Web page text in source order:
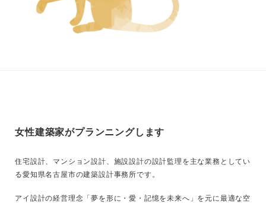
女性建築家がプランニングします
住宅設計、マンション設計、施設設計の設計監理を主な業務としてい
る愛知県名古屋市の建築設計事務所です。
アイ設計の経営理念「夢を形に・愛・記憶を未来へ」を元に最適な空